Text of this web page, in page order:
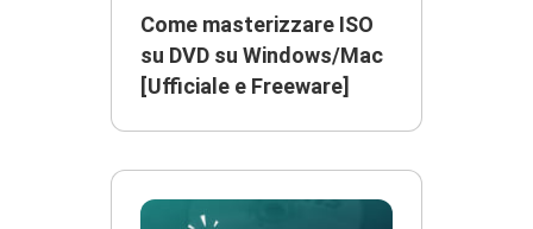
Come masterizzare ISO
su DVD su Windows/Mac
[Ufficiale e Freeware]